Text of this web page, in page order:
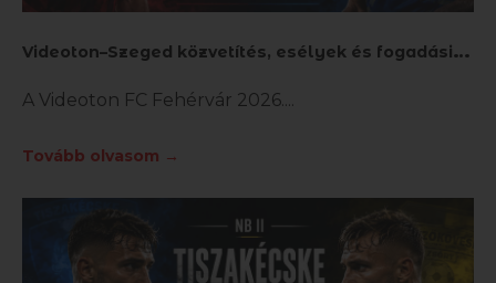
V
ideoton–Szeged közvetítés, esélyek és fogadási tippek
A Videoton FC Fehérvár 2026.
Tovább olvasom →